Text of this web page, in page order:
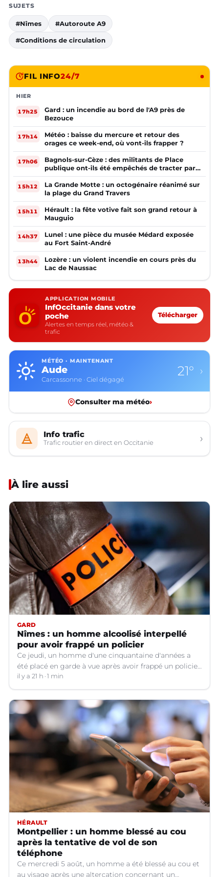
SUJETS
#Nîmes #Autoroute A9
#Conditions de circulation
FIL INFO24/7
HIER
17h25
Gard : un incendie au bord de l'A9 près de
Bezouce
17h14
Météo : baisse du mercure et retour des
orages ce week-end, où vont-ils frapper ?
17h06
Bagnols-sur-Cèze : des militants de Place
publique ont-ils été empêchés de tracter par
la mairie ?
15h12
La Grande Motte : un octogénaire réanimé sur
la plage du Grand Travers
15h11
Hérault : la fête votive fait son grand retour à
Mauguio
14h37
Lunel : une pièce du musée Médard exposée
au Fort Saint-André
13h44
Lozère : un violent incendie en cours près du
Lac de Naussac
APPLICATION MOBILE
InfOccitanie dans votre
poche
Alertes en temps réel, météo &
trafic
Télécharger
MÉTÉO · MAINTENANT
Aude
Carcassonne · Ciel dégagé
21° ›
Consulter ma météo›
Info trafic
Trafic routier en direct en Occitanie ›
À lire aussi
GARD
Nîmes : un homme alcoolisé interpellé
pour avoir frappé un policier
Ce jeudi, un homme d'une cinquantaine d'années a
été placé en garde à vue après avoir frappé un policier
hors service à Nîmes (Gard).
il y a 21 h 1 min
HÉRAULT
Montpellier : un homme blessé au cou
après la tentative de vol de son
téléphone
Ce mercredi 5 août, un homme a été blessé au cou et
au visage après une altercation concernant un